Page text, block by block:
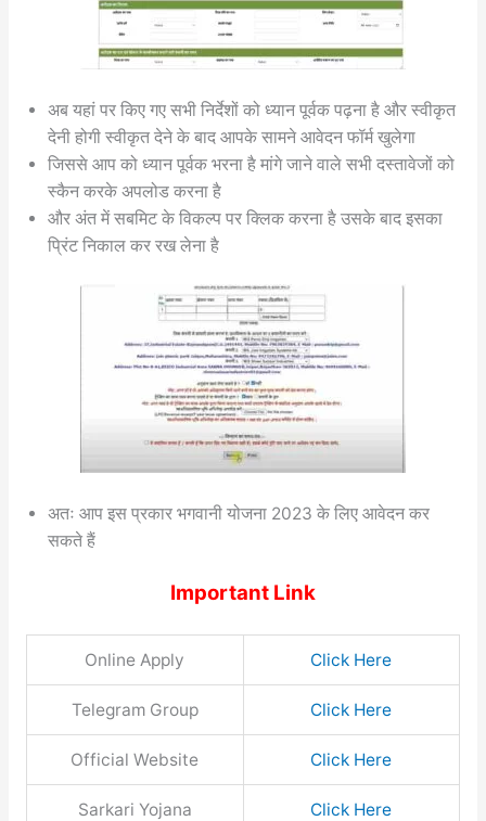
अब यहां पर किए गए सभी निर्देशों को ध्यान पूर्वक पढ़ना है और स्वीकृत
देनी होगी स्वीकृत देने के बाद आपके सामने आवेदन फॉर्म खुलेगा
जिससे आप को ध्यान पूर्वक भरना है मांगे जाने वाले सभी दस्तावेजों को
स्कैन करके अपलोड करना है
और अंत में सबमिट के विकल्प पर क्लिक करना है उसके बाद इसका
प्रिंट निकाल कर रख लेना है
अतः आप इस प्रकार भगवानी योजना 2023 के लिए आवेदन कर
सकते हैं
Important Link
Online Apply Click Here
Telegram Group Click Here
Official Website Click Here
Sarkari Yojana Click Here